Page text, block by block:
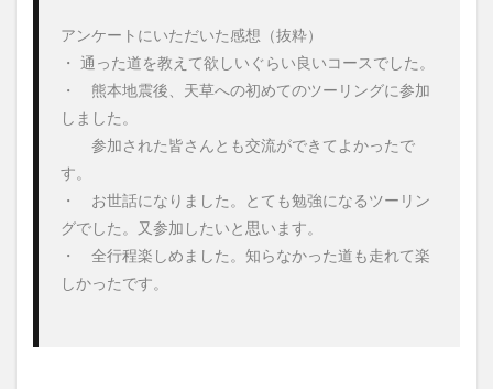
アンケートにいただいた感想（抜粋）
・ 通った道を教えて欲しいぐらい良いコースでした。
・　熊本地震後、天草への初めてのツーリングに参加
しました。
参加された皆さんとも交流ができてよかったで
す。
・　お世話になりました。とても勉強になるツーリン
グでした。又参加したいと思います。
・　全行程楽しめました。知らなかった道も走れて楽
しかったです。